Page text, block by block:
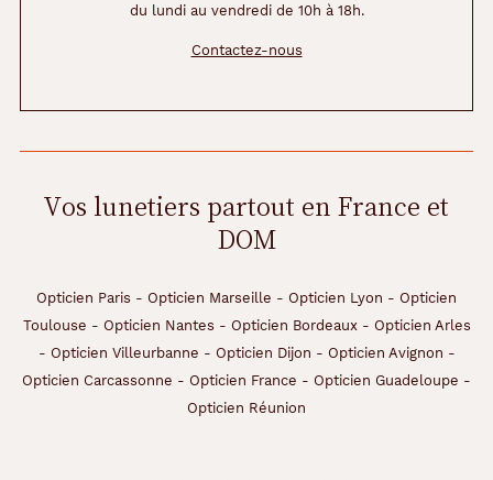
du lundi au vendredi de 10h à 18h.
Contactez-nous
Vos lunetiers partout en France et
DOM
Opticien Paris - Opticien Marseille - Opticien Lyon - Opticien
Toulouse - Opticien Nantes - Opticien Bordeaux- Opticien Arles
- Opticien Villeurbanne - Opticien Dijon - Opticien Avignon -
Opticien Carcassonne - Opticien France - Opticien Guadeloupe -
Opticien Réunion